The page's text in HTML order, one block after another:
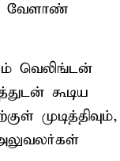
வேளாண்
வெலிங்டன்
கூடிய
முடித்திவும்,